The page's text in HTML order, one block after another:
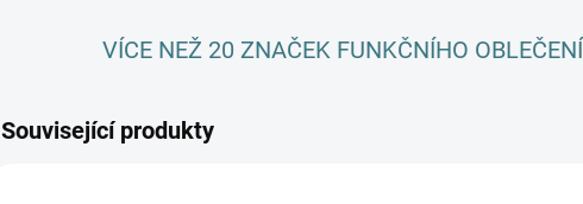
VÍCE NEŽ 20 ZNAČEK FUNKČNÍHO OBLEČENÍ
Související produkty